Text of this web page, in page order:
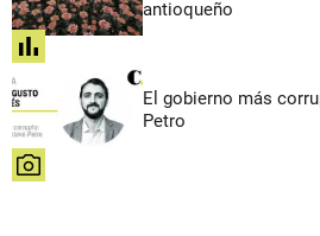
antioqueño
share
El gobierno más
Petro
share